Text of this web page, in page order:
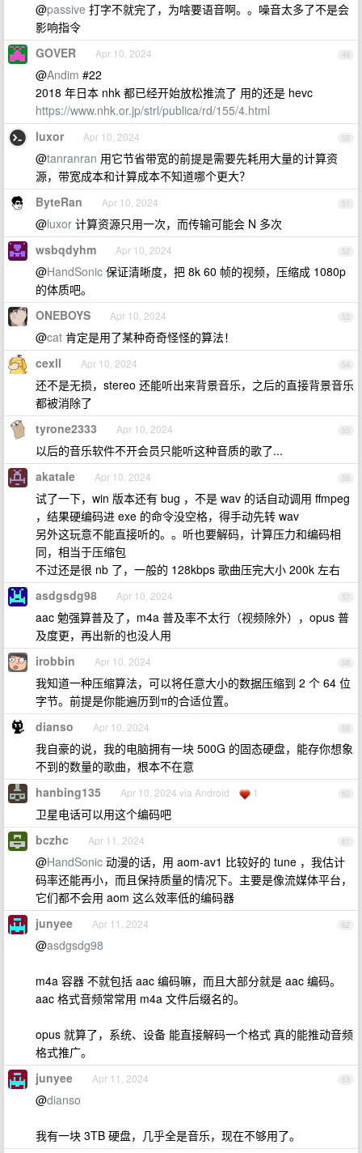
@passive 打字不就完了，为啥要语音啊。。噪音太多了不是会
影响指令
49
GOVER Apr 10, 2024
@Andim #22
2018 年日本 nhk 都已经开始放松推流了 用的还是 hevc
https://www.nhk.or.jp/strl/publica/rd/155/4.html
50
luxor Apr 10, 2024
@tanranran 用它节省带宽的前提是需要先耗用大量的计算资
源，带宽成本和计算成本不知道哪个更大？
51
ByteRan Apr 10, 2024
@luxor 计算资源只用一次，而传输可能会 N 多次
52
wsbqdyhm Apr 10, 2024
@HandSonic 保证清晰度，把 8k 60 帧的视频，压缩成 1080p
的体质吧。
53
ONEBOYS Apr 10, 2024
@cat 肯定是用了某种奇奇怪怪的算法！
54
cexll Apr 10, 2024
还不是无损，stereo 还能听出来背景音乐，之后的直接背景音乐
都被消除了
55
tyrone2333 Apr 10, 2024
以后的音乐软件不开会员只能听这种音质的歌了...
56
akatale Apr 10, 2024
试了一下，win 版本还有 bug ，不是 wav 的话自动调用 ffmpeg
，结果硬编码进 exe 的命令没空格，得手动先转 wav
另外这玩意不能直接听的。。听也要解码，计算压力和编码相
同，相当于压缩包
不过还是很 nb 了，一般的 128kbps 歌曲压完大小 200k 左右
57
asdgsdg98 Apr 10, 2024
aac 勉强算普及了，m4a 普及率不太行（视频除外），opus 普
及度更，再出新的也没人用
58
irobbin Apr 10, 2024
我知道一种压缩算法，可以将任意大小的数据压缩到 2 个 64 位
字节。前提是你能遍历到π的合适位置。
59
dianso Apr 10, 2024
我自豪的说，我的电脑拥有一块 500G 的固态硬盘，能存你想象
不到的数量的歌曲，根本不在意
60
hanbing135 Apr 10, 2024 via Android 1
卫星电话可以用这个编码吧
61
bczhc Apr 11, 2024
@HandSonic 动漫的话，用 aom-av1 比较好的 tune ，我估计
码率还能再小，而且保持质量的情况下。主要是像流媒体平台，
它们都不会用 aom 这么效率低的编码器
62
junyee Apr 11, 2024
@asdgsdg98
m4a 容器 不就包括 aac 编码嘛，而且大部分就是 aac 编码。
aac 格式音频常常用 m4a 文件后缀名的。
opus 就算了，系统、设备 能直接解码一个格式 真的能推动音频
格式推广。
63
junyee Apr 11, 2024
@dianso
我有一块 3TB 硬盘，几乎全是音乐，现在不够用了。